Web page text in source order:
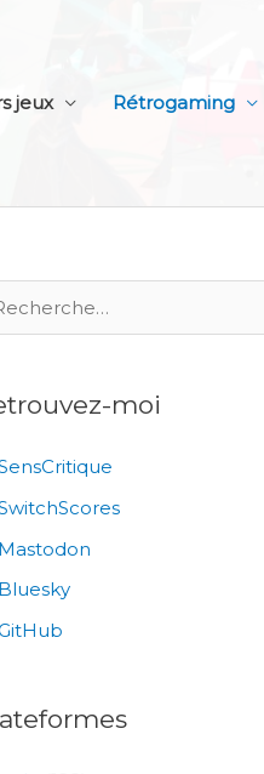
jeux Rétrogaming
moi
Mastodon
Bluesky